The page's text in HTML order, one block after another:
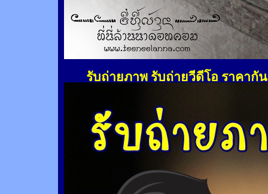
รับถ่ายภาพ รับถ่ายวีดีโอ ราคากั